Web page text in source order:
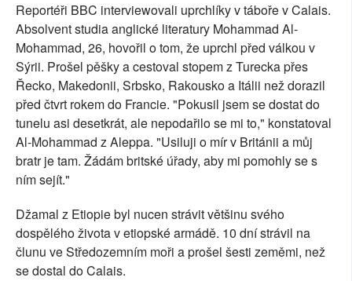
Reportéři BBC interviewovali uprchlíky v táboře v Calais.
Absolvent studia anglické literatury Mohammad Al-
Mohammad, 26, hovořil o tom, že uprchl před válkou v
Sýrii. Prošel pěšky a cestoval stopem z Turecka přes
Řecko, Makedonii, Srbsko, Rakousko a Itálii než dorazil
před čtvrt rokem do Francie. "Pokusil jsem se dostat do
tunelu asi desetkrát, ale nepodařilo se mi to," konstatoval
Al-Mohammad z Aleppa. "Usiluji o mír v Británii a můj
bratr je tam. Žádám britské úřady, aby mi pomohly se s
ním sejít."
Džamal z Etiopie byl nucen strávit většinu svého
dospělého života v etiopské armádě. 10 dní strávil na
člunu ve Středozemním moři a prošel šesti zeměmi, než
se dostal do Calais.